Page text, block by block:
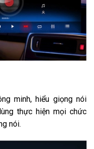
minh, hiểu giọng nói
thực hiện mọi chức
nói.